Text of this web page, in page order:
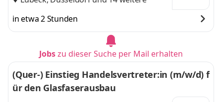
in etwa 2 Stunden
Jobszu dieser Suche per Mail erhalten
(Quer-) Einstieg Handelsvertreter:in (m/w/d) f
ür den Glasfaserausbau